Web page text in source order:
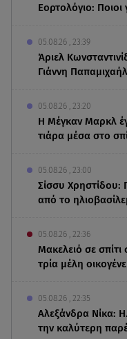
Εορτολόγιο:
05.08.26 , 23:39
Άριελ
Γιάννη
05.08.26 , 23:20
Η Μέγκαν Μαρκλ
τιάρα μέσα στο
05.08.26 , 23:00
Σίσσυ Χρηστίδου:
από το
05.08.26 , 22:36
Μακελειό σε
τρία μέλη
05.08.26 , 22:35
Αλεξάνδρα Νίκα:
την καλύτερη